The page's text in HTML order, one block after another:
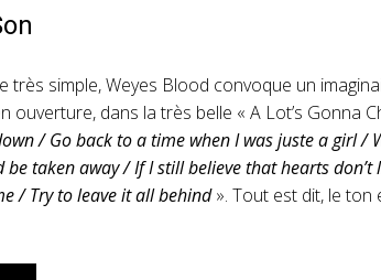
simple, Weyes Blood convoque un
dans la très belle « A Lot’s Gonna
/ Go back to a time when I was juste a girl /
taken away / If I still believe that hearts don’t
/ Try to leave it all behind». Tout est dit, le ton